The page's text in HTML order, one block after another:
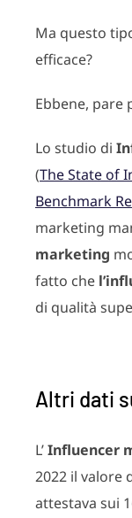
Ma questo
efficace?
Ebbene, pare
Lo studio di
(The State of
Benchmark
marketing
marketing
fatto che
di qualità
Altri dati
L’Influencer
2022 il valore
attestava sui